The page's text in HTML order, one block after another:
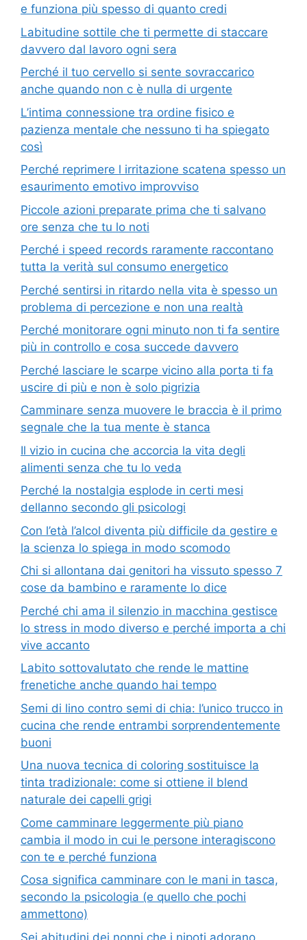
e funziona più spesso di quanto credi
Labitudine sottile che ti permette di staccare
davvero dal lavoro ogni sera
Perché il tuo cervello si sente sovraccarico
anche quando non c è nulla di urgente
L’intima connessione tra ordine fisico e
pazienza mentale che nessuno ti ha spiegato
così
Perché reprimere l irritazione scatena spesso un
esaurimento emotivo improvviso
Piccole azioni preparate prima che ti salvano
ore senza che tu lo noti
Perché i speed records raramente raccontano
tutta la verità sul consumo energetico
Perché sentirsi in ritardo nella vita è spesso un
problema di percezione e non una realtà
Perché monitorare ogni minuto non ti fa sentire
più in controllo e cosa succede davvero
Perché lasciare le scarpe vicino alla porta ti fa
uscire di più e non è solo pigrizia
Camminare senza muovere le braccia è il primo
segnale che la tua mente è stanca
Il vizio in cucina che accorcia la vita degli
alimenti senza che tu lo veda
Perché la nostalgia esplode in certi mesi
dellanno secondo gli psicologi
Con l’età l’alcol diventa più difficile da gestire e
la scienza lo spiega in modo scomodo
Chi si allontana dai genitori ha vissuto spesso 7
cose da bambino e raramente lo dice
Perché chi ama il silenzio in macchina gestisce
lo stress in modo diverso e perché importa a chi
vive accanto
Labito sottovalutato che rende le mattine
frenetiche anche quando hai tempo
Semi di lino contro semi di chia: l’unico trucco in
cucina che rende entrambi sorprendentemente
buoni
Una nuova tecnica di coloring sostituisce la
tinta tradizionale: come si ottiene il blend
naturale dei capelli grigi
Come camminare leggermente più piano
cambia il modo in cui le persone interagiscono
con te e perché funziona
Cosa significa camminare con le mani in tasca,
secondo la psicologia (e quello che pochi
ammettono)
Sei abitudini dei nonni che i nipoti adorano,